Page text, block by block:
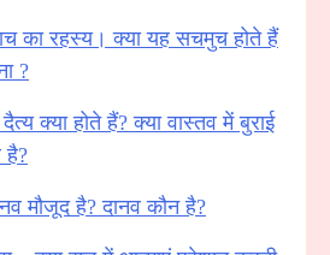
का रहस्य। क्या यह सचमुच होते हैं
?
क्या होते हैं? क्या वास्तव में बुराई
है?
मौजूद है? दानव कौन है?